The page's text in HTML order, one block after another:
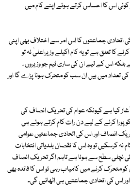
کوئی اس کا احساس کرتے ہوئے اپنے کام میں
اتحادی جماعتوں کا اس امر سے اختلاف بھی اپنی
کا تعلق ہے تو یہ کام اکیلے وزیراعلیٰ نہ تو
اس کے لیے ان کی ساری ٹیم جو وزیروں ،
تعداد میں ہیں ان سب کو متحرک ہونا پڑے گا اور
کیا ہے کیونکہ عوام کی تحریک انصاف کی
کرنے کے لیے دن رات کام کرتے ہوئے ہی
انصاف اور اس کی اتحادی جماعتیں عوامی
نہ کرسکیں تو وہ اس کا نقصان بلدیاتی انتخابات
نچلی سطح سے ہونا ہے تاہم اگر تحریک انصاف
کو متحرک کرنے میں کامیاب رہی تو اس کا فائدہ بھی
اس کی اتحادی جماعتیں ہی اٹھائیں گی۔